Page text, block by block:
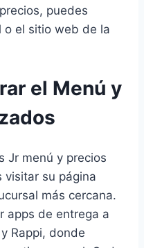
puedes
o el sitio web de la
el Menú y
Jr menú y precios
visitar su página
más cercana.
apps de entrega a
Rappi, donde